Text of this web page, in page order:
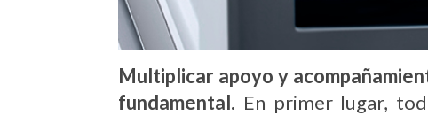
Multiplicar apoyo y
fundamental. En primer lugar,